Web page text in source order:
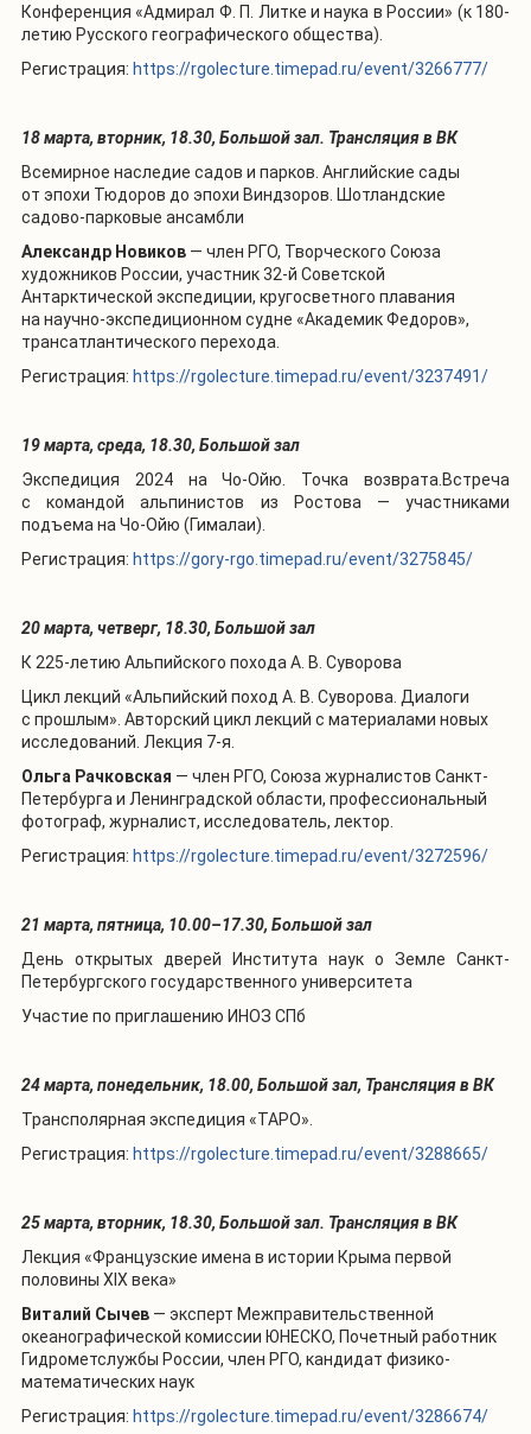
Конференция «Адмирал Ф. П. Литке и наука в России» (к 180-
летию Русского географического общества).
Регистрация: https://rgolecture.timepad.ru/event/3266777/
18 марта, вторник, 18.30, Большой зал. Трансляция в ВК
Всемирное наследие садов и парков. Английские сады
от эпохи Тюдоров до эпохи Виндзоров. Шотландские
садово-парковые ансамбли
Александр Новиков — член РГО, Творческого Союза
художников России, участник 32-й Советской
Антарктической экспедиции, кругосветного плавания
на научно-экспедиционном судне «Академик Федоров»,
трансатлантического перехода.
Регистрация: https://rgolecture.timepad.ru/event/3237491/
19 марта, среда, 18.30, Большой зал
Экспедиция 2024 на Чо-Ойю. Точка возврата.Встреча
с командой альпинистов из Ростова — участниками
подъема на Чо-Ойю (Гималаи).
Регистрация: https://gory-rgo.timepad.ru/event/3275845/
20 марта, четверг, 18.30, Большой зал
К 225-летию Альпийского похода А. В. Суворова
Цикл лекций «Альпийский поход А. В. Суворова. Диалоги
с прошлым». Авторский цикл лекций с материалами новых
исследований. Лекция 7-я.
Ольга Рачковская — член РГО, Союза журналистов Санкт-
Петербурга и Ленинградской области, профессиональный
фотограф, журналист, исследователь, лектор.
Регистрация: https://rgolecture.timepad.ru/event/3272596/
21 марта, пятница, 10.00–17.30, Большой зал
День открытых дверей Института наук о Земле Санкт-
Петербургского государственного университета
Участие по приглашению ИНОЗ СПб
24 марта, понедельник, 18.00, Большой зал, Трансляция в ВК
Трансполярная экспедиция «ТАРО».
Регистрация: https://rgolecture.timepad.ru/event/3288665/
25 марта, вторник, 18.30, Большой зал. Трансляция в ВК
Лекция «Французские имена в истории Крыма первой
половины XIX века»
Виталий Сычев — эксперт Межправительственной
океанографической комиссии ЮНЕСКО, Почетный работник
Гидрометслужбы России, член РГО, кандидат физико-
математических наук
Регистрация: https://rgolecture.timepad.ru/event/3286674/